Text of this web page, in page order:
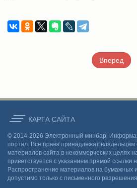
Вперед
КАРТА CАЙТА
© 2014-2026 Электронный минбар.
портал. Все права принадлежат владельцам
материалов сайта в некоммерческих целях
приветствуется с указанием прямой ссылки
Распространение материалов на бумажных
допустимо только с письменного